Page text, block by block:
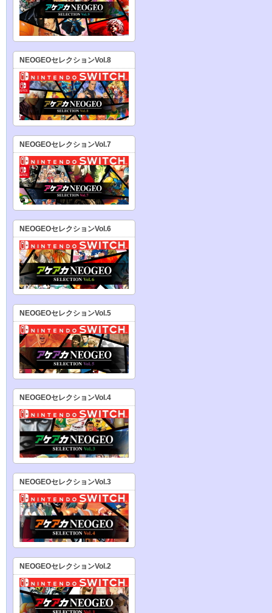
NEOGEOセレクションVol.8
NEOGEOセレクションVol.7
NEOGEOセレクションVol.6
NEOGEOセレクションVol.5
NEOGEOセレクションVol.4
NEOGEOセレクションVol.3
NEOGEOセレクションVol.2